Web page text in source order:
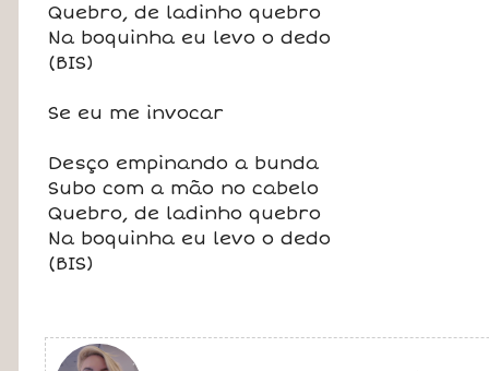
Quebro, de ladinho quebro
Na boquinha eu levo o dedo
(BIS)
Se eu me invocar
Desço empinando a bunda
Subo com a mão no cabelo
Quebro, de ladinho quebro
Na boquinha eu levo o dedo
(BIS)